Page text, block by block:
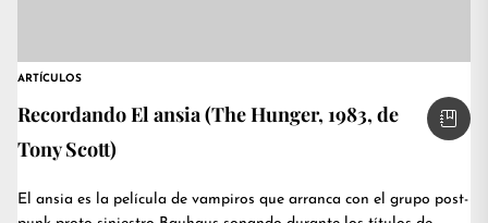
ARTÍCULOS
Recordando El ansia (The Hunger, 1983, de
Tony Scott)
El ansia es la película de vampiros que arranca con el grupo post-